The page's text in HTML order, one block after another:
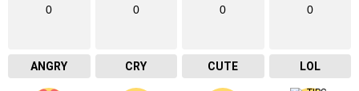
0
ANGRY
0
CRY
0
CUTE
0
LOL